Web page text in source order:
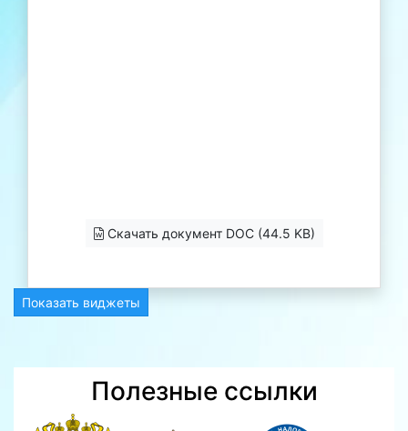
Скачать документ DOC (44.5 KB)
Показать виджеты
Полезные ссылки